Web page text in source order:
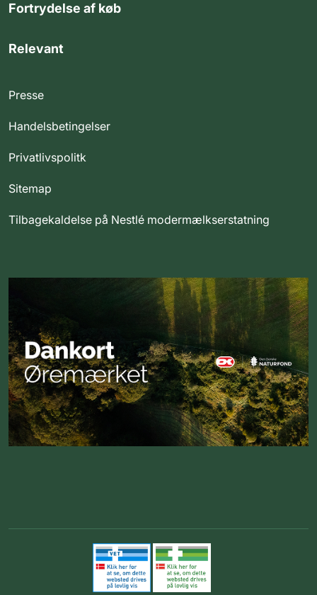
Fortrydelse af køb
Relevant
Presse
Handelsbetingelser
Privatlivspolitk
Sitemap
Tilbagekaldelse på Nestlé modermælkserstatning